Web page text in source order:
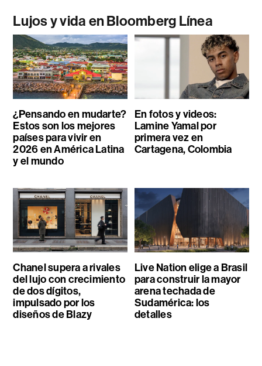
Lujos y vida en Bloomberg Línea
¿Pensando en mudarte?
Estos son los mejores
países para vivir en
2026 en América Latina
y el mundo
En fotos y videos:
Lamine Yamal por
primera vez en
Cartagena, Colombia
Chanel supera a rivales
del lujo con crecimiento
de dos dígitos,
impulsado por los
diseños de Blazy
Live Nation elige a Brasil
para construir la mayor
arena techada de
Sudamérica: los
detalles